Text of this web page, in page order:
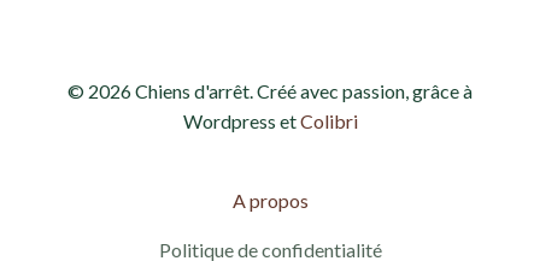
© 2026 Chiens d'arrêt. Créé avec passion, grâce à
Wordpress etColibri
A propos
Politique de confidentialité